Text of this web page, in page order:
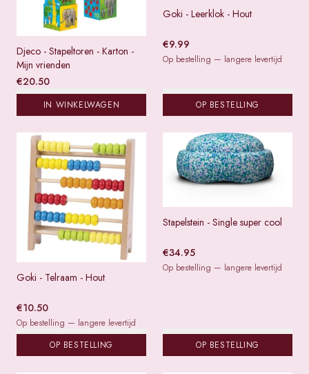
Djeco - Stapeltoren - Karton -
Mijn vrienden
€20.50
IN WINKELWAGEN
Goki - Leerklok - Hout
€9.99
Op bestelling — langere levertijd
OP BESTELLING
Goki - Telraam - Hout
€10.50
Op bestelling — langere levertijd
OP BESTELLING
Stapelstein - Single super cool
€34.95
Op bestelling — langere levertijd
OP BESTELLING